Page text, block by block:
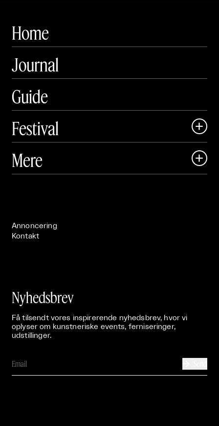
Home
Journal
Guide
Festival

 Art Matter Festival
Mere 
Annoncering
Kontakt
Nyhedsbrev
Få tilsendt vores inspirerende nyhedsbrev, hvor vi
oplyser om kunstneriske events, ferniseringer,
udstillinger.